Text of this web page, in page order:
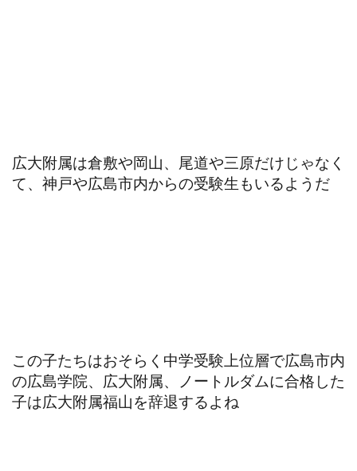
広大附属は倉敷や岡山、尾道や三原だけじゃなく
て、神戸や広島市内からの受験生もいるようだ
この子たちはおそらく中学受験上位層で広島市内
の広島学院、広大附属、ノートルダムに合格した
子は広大附属福山を辞退するよね